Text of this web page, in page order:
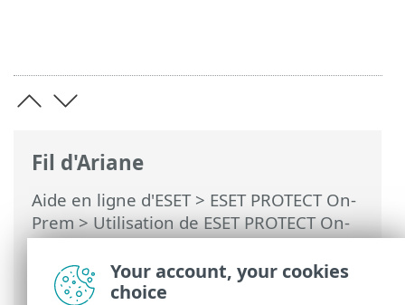
Fil d'Ariane
Aide en ligne d'ESET> ESET PROTECT On-
Prem>Utilisation de ESET PROTECT On-
Prem>ESET PROTECT On-Prem Menu
principal
>Tâches>Tâches client>
Exécuter un script SysInspector
Your account, your cookies
choice